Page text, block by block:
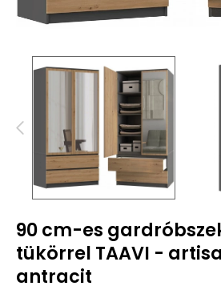
90 cm-es
tükörrel TAAVI -
antracit